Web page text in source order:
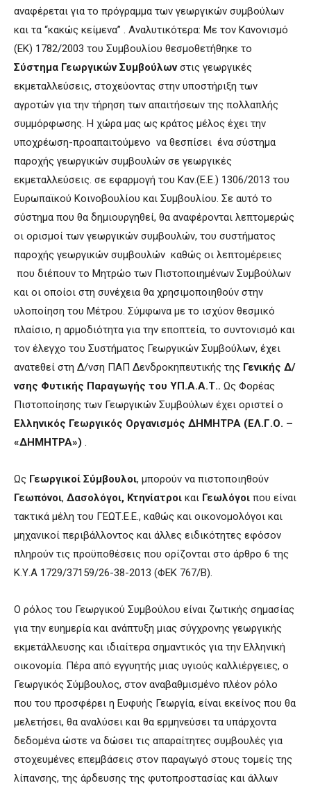
αναφέρεται για το πρόγραμμα των γεωργικών συμβούλων
και τα “κακώς κείμενα” . Αναλυτικότερα: Με τον Κανονισμό
(ΕΚ) 1782/2003 του Συμβουλίου θεσμοθετήθηκε το
Σύστημα Γεωργικών Συμβούλωνστις γεωργικές
εκμεταλλεύσεις, στοχεύοντας στην υποστήριξη των
αγροτών για την τήρηση των απαιτήσεων της πολλαπλής
συμμόρφωσης. Η χώρα μας ως κράτος μέλος έχει την
υποχρέωση-προαπαιτούμενο να θεσπίσει ένα σύστημα
παροχής γεωργικών συμβουλών σε γεωργικές
εκμεταλλεύσεις. σε εφαρμογή του Καν.(Ε.Ε.) 1306/2013 του
Ευρωπαϊκού Κοινοβουλίου και Συμβουλίου. Σε αυτό το
σύστημα που θα δημιουργηθεί, θα αναφέρονται λεπτομερώς
οι ορισμοί των γεωργικών συμβουλών, του συστήματος
παροχής γεωργικών συμβουλών καθώς οι λεπτομέρειες
που διέπουν το Μητρώο των Πιστοποιημένων Συμβούλων
και οι οποίοι στη συνέχεια θα χρησιμοποιηθούν στην
υλοποίηση του Μέτρου. Σύμφωνα με το ισχύον θεσμικό
πλαίσιο, η αρμοδιότητα για την εποπτεία, το συντονισμό και
τον έλεγχο του Συστήματος Γεωργικών Συμβούλων, έχει
ανατεθεί στη Δ/νση ΠΑΠ Δενδροκηπευτικής της Γενικής Δ/
νσης Φυτικής Παραγωγής του ΥΠ.Α.Α.Τ.. Ως Φορέας
Πιστοποίησης των Γεωργικών Συμβούλων έχει οριστεί ο
Ελληνικός Γεωργικός Οργανισμός ΔΗΜΗΤΡΑ (ΕΛ.Γ.Ο. –
«ΔΗΜΗΤΡΑ») .
Ως Γεωργικοί Σύμβουλοι, μπορούν να πιστοποιηθούν
Γεωπόνοι, Δασολόγοι, Κτηνίατροι και Γεωλόγοι που είναι
τακτικά μέλη του ΓΕΩΤ.Ε.Ε., καθώς και οικονομολόγοι και
μηχανικοί περιβάλλοντος και άλλες ειδικότητες εφόσον
πληρούν τις προϋποθέσεις που ορίζονται στο άρθρο 6 της
Κ.Υ.Α 1729/37159/26-38-2013 (ΦΕΚ 767/Β).
Ο ρόλος του Γεωργικού Συμβούλου είναι ζωτικής σημασίας
για την ευημερία και ανάπτυξη μιας σύγχρονης γεωργικής
εκμετάλλευσης και ιδιαίτερα σημαντικός για την Ελληνική
οικονομία. Πέρα από εγγυητής μιας υγιούς καλλιέργειες, ο
Γεωργικός Σύμβουλος, στον αναβαθμισμένο πλέον ρόλο
που του προσφέρει η Ευφυής Γεωργία, είναι εκείνος που θα
μελετήσει, θα αναλύσει και θα ερμηνεύσει τα υπάρχοντα
δεδομένα ώστε να δώσει τις απαραίτητες συμβουλές για
στοχευμένες επεμβάσεις στον παραγωγό στους τομείς της
λίπανσης, της άρδευσης της φυτοπροστασίας και άλλων